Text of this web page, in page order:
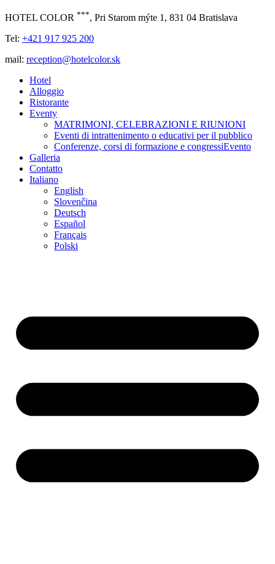
HOTEL COLOR ***, Pri Starom mýte 1, 831 04 Bratislava
Tel: +421 917 925 200
mail: reception@hotelcolor.sk
Hotel
Alloggio
Ristorante
Eventy
MATRIMONI, CELEBRAZIONI E RIUNIONI
Eventi di intrattenimento o educativi per il pubblico
Conferenze, corsi di formazione e congressiEvento
Galleria
Contatto
Italiano
English
Slovenčina
Deutsch
Español
Français
Polski